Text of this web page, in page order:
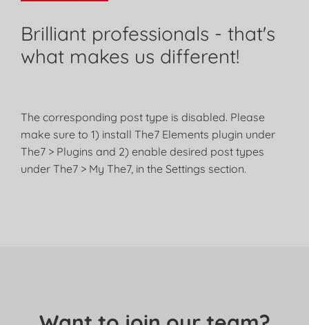
Brilliant professionals - that's
what makes us different!
The corresponding post type is disabled. Please
make sure to 1) install The7 Elements plugin under
The7 > Plugins and 2) enable desired post types
under The7 > My The7, in the Settings section.